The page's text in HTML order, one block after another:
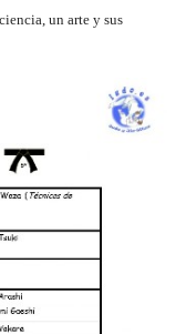
un arte y sus